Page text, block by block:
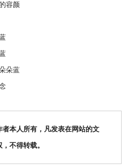
容颜
朵蓝
本人所有，凡发表在网站的文
不得转载。